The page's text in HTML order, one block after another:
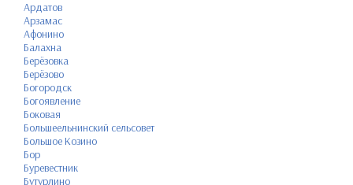
Ардатов
Арзамас
Афонино
Балахна
Берёзовка
Берёзово
Богородск
Богоявление
Боковая
Большеельнинский сельсовет
Большое Козино
Бор
Буревестник
Бутурлино